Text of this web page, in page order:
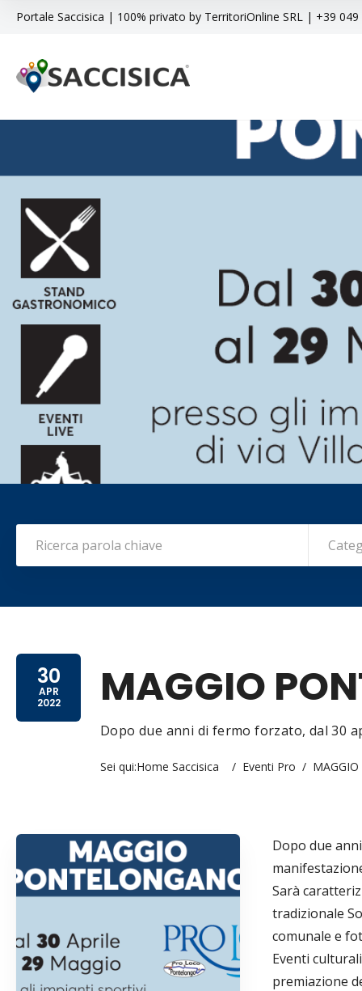
Portale Saccisica | 100% privato by TerritoriOnline SRL | +39 049
30
APR
2022
MAGGIO
Dopo due anni di fermo forzato, dal 30
Sei qui:Home Saccisica / Eventi Pro /
Dopo due
Sarà
tradizionale
comunale e
Eventi
premiazione